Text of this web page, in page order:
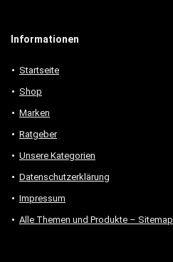
Informationen
Startseite
Shop
Marken
Ratgeber
Unsere Kategorien
Datenschutzerklärung
Impressum
Alle Themen und Produkte – Sitemap